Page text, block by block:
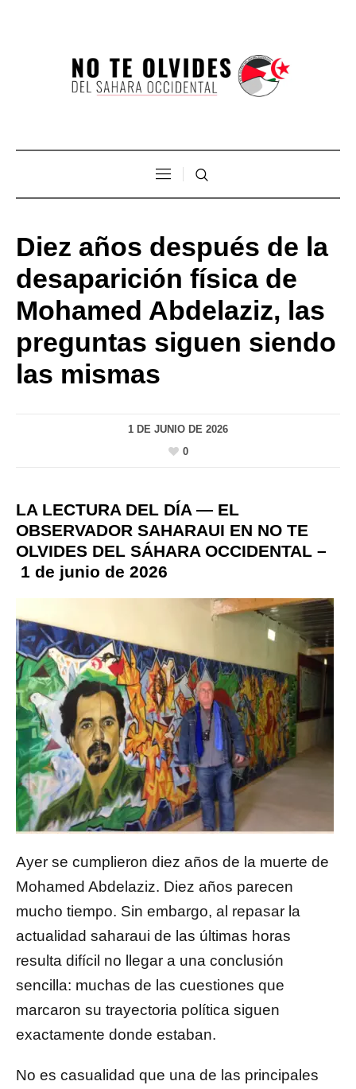
Diez años después de la
desaparición física de
Mohamed Abdelaziz, las
preguntas siguen siendo
las mismas
1 DE JUNIO DE 2026
0
LA LECTURA DEL DÍA — EL
OBSERVADOR SAHARAUI EN NO TE
OLVIDES DEL SÁHARA OCCIDENTAL –
1 de junio de 2026
Ayer se cumplieron diez años de la muerte de
Mohamed Abdelaziz. Diez años parecen
mucho tiempo. Sin embargo, al repasar la
actualidad saharaui de las últimas horas
resulta difícil no llegar a una conclusión
sencilla: muchas de las cuestiones que
marcaron su trayectoria política siguen
exactamente donde estaban.
No es casualidad que una de las principales